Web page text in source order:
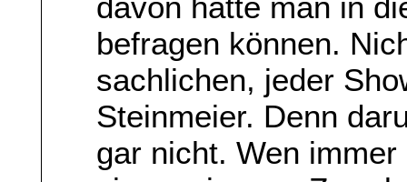
befragen können.
sachlichen, jeder
Steinmeier. Denn
gar nicht. Wen